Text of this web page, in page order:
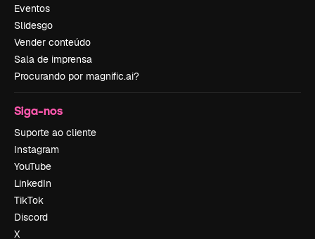
Eventos
Slidesgo
Vender conteúdo
Sala de imprensa
Procurando por magnific.ai?
Siga-nos
Suporte ao cliente
Instagram
YouTube
LinkedIn
TikTok
Discord
X